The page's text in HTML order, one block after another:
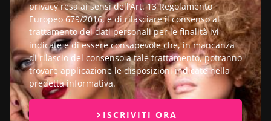
privacy resa ai sensi dell’Art. 13 Regolamento
Europeo 679/2016, e di rilasciare il consenso al
trattamento dei dati personali per le finalità ivi
indicate e di essere consapevole che, in mancanza
di rilascio del consenso a tale trattamento, potranno
trovare applicazione le disposizioni indicate nella
predetta informativa.
ISCRIVITI ORA